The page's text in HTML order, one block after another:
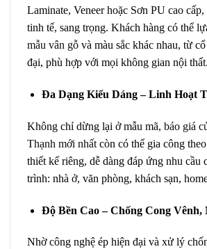
Laminate, Veneer hoặc Sơn PU cao
tinh tế, sang trọng. Khách hàng có thể
mẫu vân gỗ và màu sắc khác nhau, từ
đại, phù hợp với mọi không gian nội thất.
Đa Dạng Kiểu Dáng – Linh Hoạt
Không chỉ dừng lại ở mẫu mã, báo giá
Thạnh mới nhất còn có thể gia công
thiết kế riêng, dễ dàng đáp ứng nhu cầu
trình: nhà ở, văn phòng, khách sạn,
Độ Bền Cao – Chống Cong Vênh,
Nhờ công nghệ ép hiện đại và xử lý